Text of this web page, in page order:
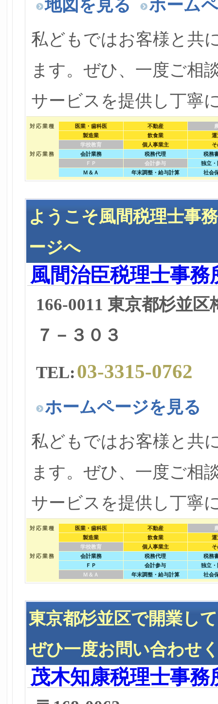
地図を見る
ホーム
私どもではお客様と共
ます。ぜひ、一度ご相
サービスを提供し丁寧
対応業種 医業・歯科医 不動産
製造業
飲食業
運
学校教育
個人事業主
対応業務
会計業務 税務代理
税務
ＦＰ
会計参与
独立
Ｍ＆Ａ
年末調整・給与計算 社会
ようこそ風間税理士事
ージへ
風間治臣税理士事務
166-0011 東京都杉並区
７－３０３
TEL:03-3315-0762
ホームページを見る
私どもではお客様と共
ます。ぜひ、一度ご相
サービスを提供し丁寧
対応業種 医業・歯科医 不動産
製造業
飲食業
運
学校教育
個人事業主
対応業務
会計業務 税務代理
税務
ＦＰ
会計参与
独立
Ｍ＆Ａ
年末調整・給与計算 社会
東京都杉並区で開業し
ぜひ一度お問い合わせ
茂木知康税理士事務